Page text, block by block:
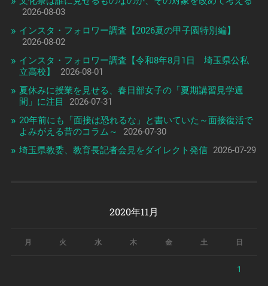
2026-08-03
インスタ・フォロワー調査【2026夏の甲子園特別編】
2026-08-02
インスタ・フォロワー調査【令和8年8月1日 埼玉県公私
立高校】
2026-08-01
夏休みに授業を見せる、春日部女子の「夏期講習見学週
間」に注目
2026-07-31
20年前にも「面接は恐れるな」と書いていた～面接復活で
よみがえる昔のコラム～
2026-07-30
埼玉県教委、教育長記者会見をダイレクト発信 2026-07-29
2020年11月
月 火 水 木 金 土 日
1